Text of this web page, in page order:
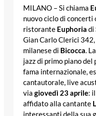
MILANO – Si chiama
nuovo ciclo di concerti
ristorante Euphoria di
Gian Carlo Clerici
milanese di Bicocca.
jazz di primo piano
fama internazionale,
cantautorale, live
via giovedì 23 aprile:
affidato alla cantante